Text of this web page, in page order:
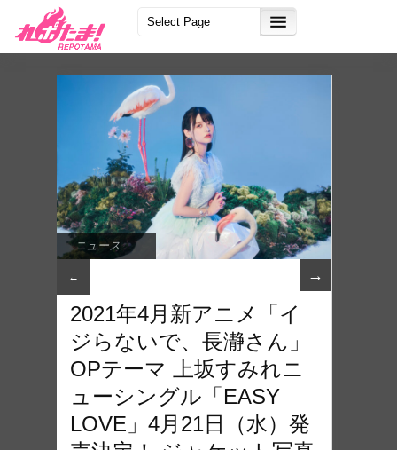
ニュース
← →
2021年4月新アニメ「イ
ジらないで、長瀞さん」
OPテーマ 上坂すみれニ
ューシングル「EASY
LOVE」4月21日（水）発